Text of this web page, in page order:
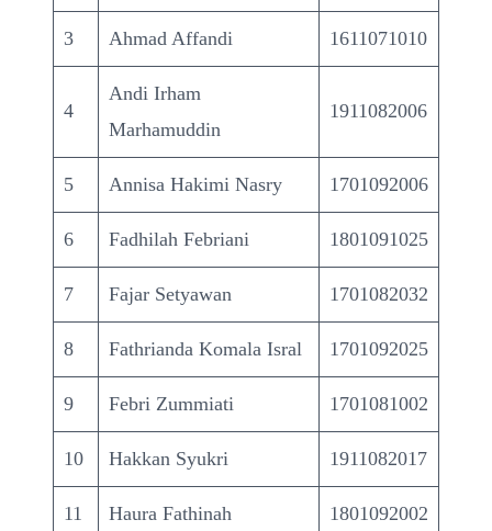
3 Ahmad Affandi 1611071010
4
Andi Irham
Marhamuddin
1911082006
5 Annisa Hakimi Nasry 1701092006
6 Fadhilah Febriani 1801091025
7 Fajar Setyawan 1701082032
8 Fathrianda Komala Isral 1701092025
9 Febri Zummiati 1701081002
10 Hakkan Syukri 1911082017
11 Haura Fathinah 1801092002